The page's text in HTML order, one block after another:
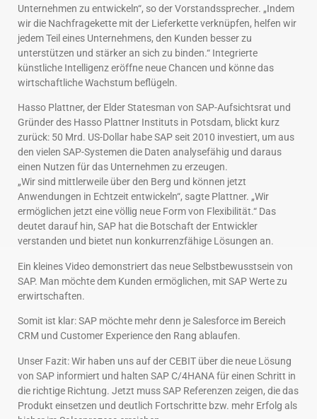
Unternehmen zu entwickeln“, so der Vorstandssprecher. „Indem
wir die Nachfragekette mit der Lieferkette verknüpfen, helfen wir
jedem Teil eines Unternehmens, den Kunden besser zu
unterstützen und stärker an sich zu binden.“ Integrierte
künstliche Intelligenz eröffne neue Chancen und könne das
wirtschaftliche Wachstum beflügeln.
Hasso Plattner, der Elder Statesman von SAP-Aufsichtsrat und
Gründer des Hasso Plattner Instituts in Potsdam, blickt kurz
zurück: 50 Mrd. US-Dollar habe SAP seit 2010 investiert, um aus
den vielen SAP-Systemen die Daten analysefähig und daraus
einen Nutzen für das Unternehmen zu erzeugen.
„Wir sind mittlerweile über den Berg und können jetzt
Anwendungen in Echtzeit entwickeln“, sagte Plattner. „Wir
ermöglichen jetzt eine völlig neue Form von Flexibilität.“ Das
deutet darauf hin, SAP hat die Botschaft der Entwickler
verstanden und bietet nun konkurrenzfähige Lösungen an.
Ein kleines Video demonstriert das neue Selbstbewusstsein von
SAP. Man möchte dem Kunden ermöglichen, mit SAP Werte zu
erwirtschaften.
Somit ist klar: SAP möchte mehr denn je Salesforce im Bereich
CRM und Customer Experience den Rang ablaufen.
Unser Fazit: Wir haben uns auf der CEBIT über die neue Lösung
von SAP informiert und halten SAP C/4HANA für einen Schritt in
die richtige Richtung. Jetzt muss SAP Referenzen zeigen, die das
Produkt einsetzen und deutlich Fortschritte bzw. mehr Erfolg als